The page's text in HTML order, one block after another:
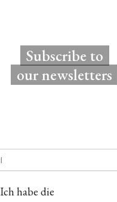
Subscribe to
our newsletters
Ich habe die